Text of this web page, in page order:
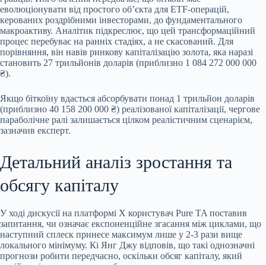
еволюціонувати від простого об’єкта для ETF-операцій,
керованих роздрібними інвесторами, до фундаментального
макроактиву. Аналітик підкреслює, що цей трансформаційний
процес перебуває на ранніх стадіях, а не скасований. Для
порівняння, він навів ринкову капіталізацію золота, яка наразі
становить 27 трильйонів доларів (приблизно 1 084 272 000 000
₴).
Якщо біткоїну вдасться абсорбувати понад 1 трильйон доларів
(приблизно 40 158 200 000 ₴) реалізованої капіталізації, чергове
параболічне ралі залишається цілком реалістичним сценарієм,
зазначив експерт.
Детальний аналіз зростання та
обсягу капіталу
У ході дискусії на платформі X користувач Pure TA поставив
запитання, чи означає експоненційне згасання між циклами, що
наступний сплеск принесе максимум лише у 2-3 рази вище
локального мінімуму. Кі Янг Джу відповів, що такі однозначні
прогнози робити передчасно, оскільки обсяг капіталу, який